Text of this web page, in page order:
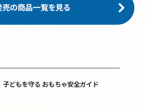
子どもを守る おもちゃ安全ガイド